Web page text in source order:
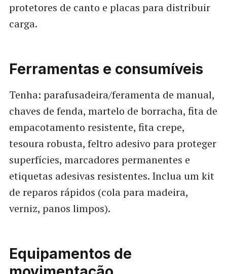
protetores de canto e placas para distribuir
carga.
Ferramentas e consumíveis
Tenha: parafusadeira/feramenta de manual,
chaves de fenda, martelo de borracha, fita de
empacotamento resistente, fita crepe,
tesoura robusta, feltro adesivo para proteger
superfícies, marcadores permanentes e
etiquetas adesivas resistentes. Inclua um kit
de reparos rápidos (cola para madeira,
verniz, panos limpos).
Equipamentos de